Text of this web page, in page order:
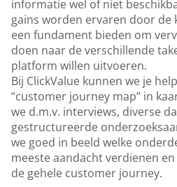
informatie wel of niet
gains worden ervaren door de
een fundament bieden om
doen naar de verschillende
platform willen uitvoeren.
Bij ClickValue kunnen we je
“customer journey map” in
we d.m.v. interviews, diverse
gestructureerde
we goed in beeld welke
meeste aandacht verdienen
de gehele customer journey.